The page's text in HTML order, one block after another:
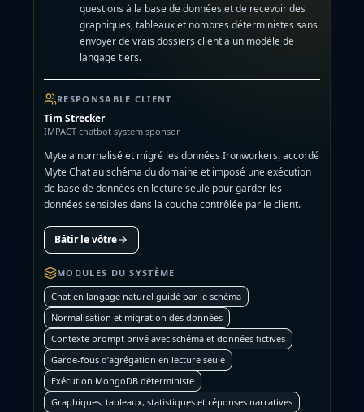
questions à la base de données et de recevoir des
graphiques, tableaux et nombres déterministes sans
envoyer de vrais dossiers client à un modèle de
langage tiers.
RESPONSABLE CLIENT
Tim Strecker
IMPACT chatbot system sponsor
Myte a normalisé et migré les données Ironworkers, accordé
Myte Chat au schéma du domaine et imposé une exécution
de base de données en lecture seule pour garder les
données sensibles dans la couche contrôlée par le client.
Bâtir le vôtre
MODULES DU SYSTÈME
Chat en langage naturel guidé par le schéma
Normalisation et migration des données
Contexte prompt privé avec schéma et données fictives
Garde-fous d’agrégation en lecture seule
Exécution MongoDB déterministe
Graphiques, tableaux, statistiques et réponses narratives